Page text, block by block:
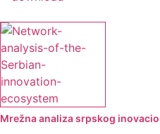
Mrežna analiza srpskog